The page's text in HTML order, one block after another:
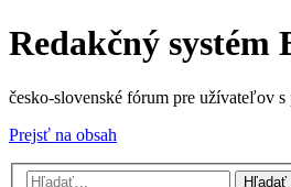
Redakčný systém
česko-slovenské fórum pre užívateľov s
Prejsť na obsah
Hľadať